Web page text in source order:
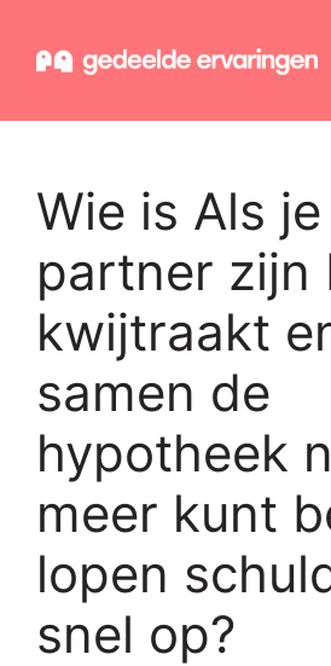
naar
Wie is Als je
partner zijn
kwijtraakt
samen de
hypotheek
meer kunt
lopen
snel op?